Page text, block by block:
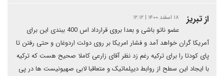
از تبریز ۱۸ اسفند ۱۴۰۰ | ۱۲:۱۲
عضو ناتو باشی و بعدا بروی قرارداد اس 400 ببندی این برای
آمریکا گران خواهد آمد و فشار امریکا بر روی دولت اردوغان و حتی رفتن تا
پای کودتا را برای ترکیه رغم زد نظر آقای زارعی کاملا صحیح هست که ترکیه
با ایجاد این سطح از روابط دیپلماتیک و متعاقبا لابی صهیونیست ها در پی